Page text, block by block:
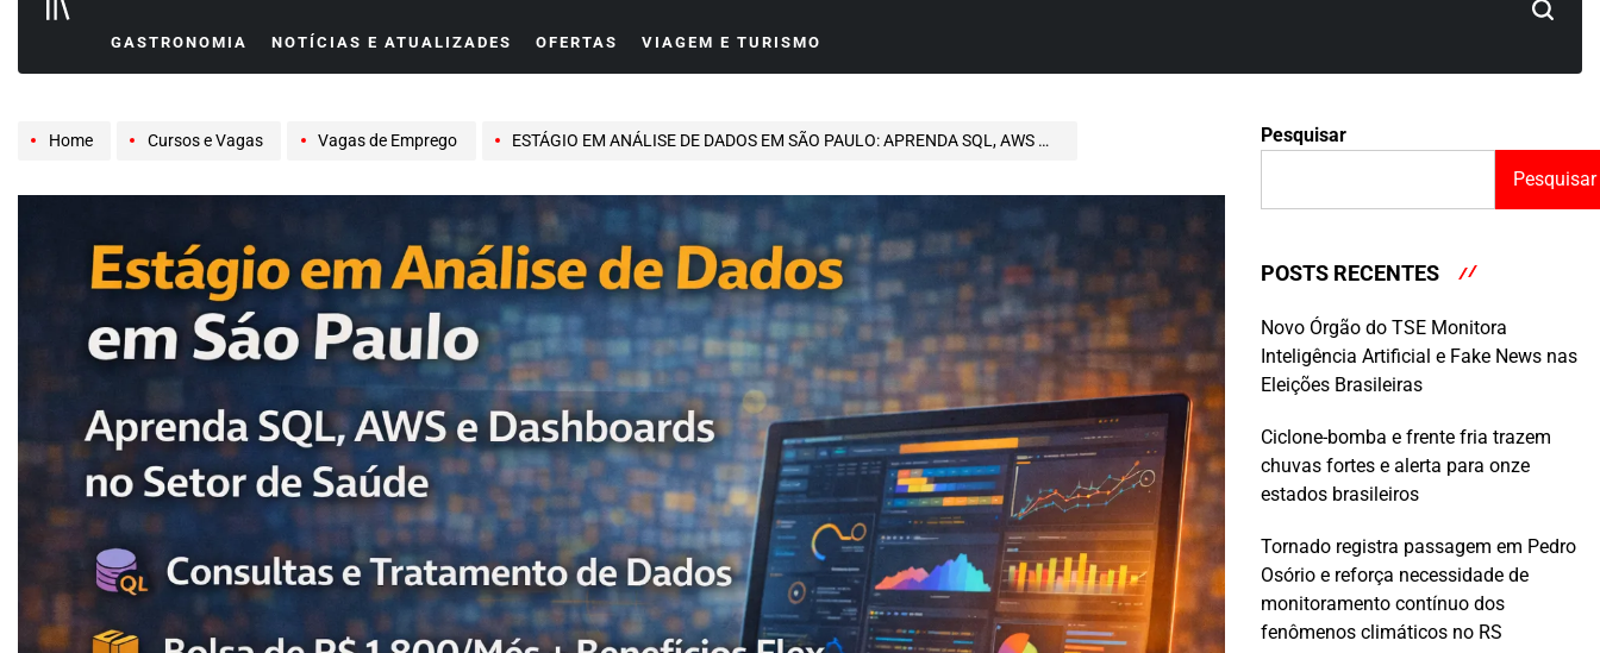
GASTRONOMIA NOTÍCIAS E ATUALIZADES OFERTAS VIAGEM E TURISMO
Search
Home Cursos e Vagas Vagas de Emprego ESTÁGIO EM ANÁLISE DE DADOS EM SÃO PAULO: APRENDA SQL, AWS E DASHBOARDS NO SETOR DE SAÚDE COM CRESCIMENTO ACELERADO
Pesquisar
Pesquisar
POSTS RECENTES
Novo Órgão do TSE Monitora
Inteligência Artificial e Fake News nas
Eleições Brasileiras
Ciclone-bomba e frente fria trazem
chuvas fortes e alerta para onze
estados brasileiros
Tornado registra passagem em Pedro
Osório e reforça necessidade de
monitoramento contínuo dos
fenômenos climáticos no RS